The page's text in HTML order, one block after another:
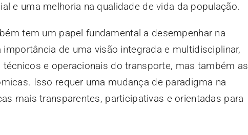
e uma melhoria na qualidade de vida da população.
tem um papel fundamental a desempenhar na
de uma visão integrada e multidisciplinar,
e operacionais do transporte, mas também as
Isso requer uma mudança de paradigma na
mais transparentes, participativas e orientadas para